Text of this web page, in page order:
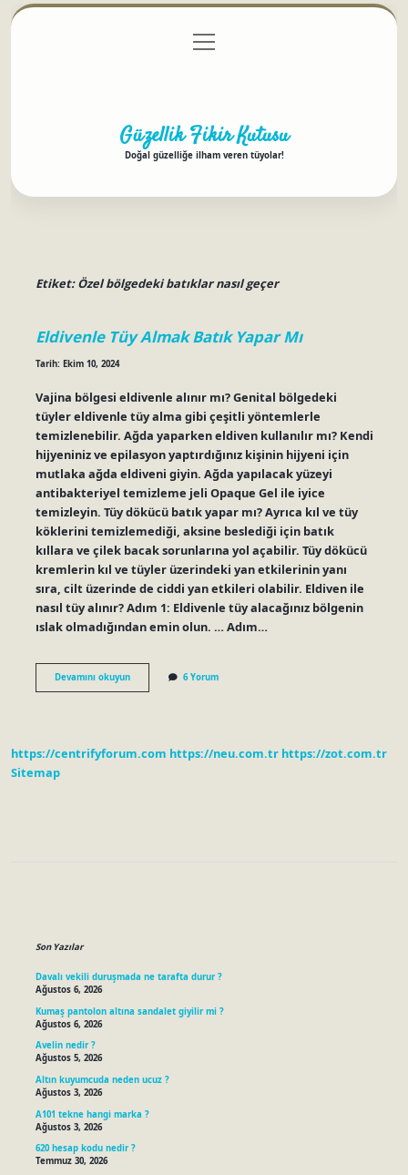
Gizlilik Politikası
menüyü
aç
Güzellik Fikir Kutusu
Doğal güzelliğe ilham veren tüyolar!
Etiket:Özel bölgedeki batıklar nasıl geçer
Eldivenle Tüy Almak Batık Yapar Mı
Tarih: Ekim 10, 2024
Vajina bölgesi eldivenle alınır mı? Genital bölgedeki
tüyler eldivenle tüy alma gibi çeşitli yöntemlerle
temizlenebilir. Ağda yaparken eldiven kullanılır mı? Kendi
hijyeniniz ve epilasyon yaptırdığınız kişinin hijyeni için
mutlaka ağda eldiveni giyin. Ağda yapılacak yüzeyi
antibakteriyel temizleme jeli Opaque Gel ile iyice
temizleyin. Tüy dökücü batık yapar mı? Ayrıca kıl ve tüy
köklerini temizlemediği, aksine beslediği için batık
kıllara ve çilek bacak sorunlarına yol açabilir. Tüy dökücü
kremlerin kıl ve tüyler üzerindeki yan etkilerinin yanı
sıra, cilt üzerinde de ciddi yan etkileri olabilir. Eldiven ile
nasıl tüy alınır? Adım 1: Eldivenle tüy alacağınız bölgenin
ıslak olmadığından emin olun. … Adım…
Devamını okuyunEldivenle
Tüy
6 Yorum
https://centrifyforum.com https://neu.com.tr https://zot.com.tr
Sitemap
Son Yazılar
Davalı vekili duruşmada ne tarafta durur ?
Ağustos 6, 2026
Kumaş pantolon altına sandalet giyilir mi ?
Ağustos 6, 2026
Avelin nedir ?
Ağustos 5, 2026
Altın kuyumcuda neden ucuz ?
Ağustos 3, 2026
A101 tekne hangi marka ?
Ağustos 3, 2026
620 hesap kodu nedir ?
Temmuz 30, 2026